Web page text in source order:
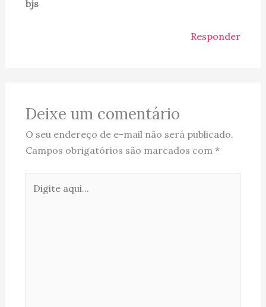
bjs
Responder
Deixe um comentário
O seu endereço de e-mail não será publicado.
Campos obrigatórios são marcados com *
aqui...